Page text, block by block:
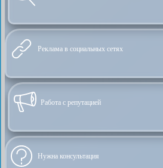
Реклама в социальных сетях
Работа с репутацией
Нужна консультация